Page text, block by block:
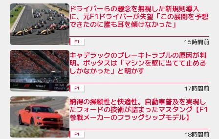
ドライバーらの懸念を無視した新規則導入
に、元F1ドライバーが失望「この展開を予想
できたのに誰も耳を傾けなかった」
F1 16時間前
キャデラックのブレーキトラブルの原因が判
明。ボッタスは「マシンを壁に当てて止める
しかなかった」と明かす
F1 17時間前
納得の操縦性と快適性。自動車普及を実現し
たフォードの技術が詰まったマスタング【F1
参戦メーカーのフラッグシップモデル】
F1 18時間前